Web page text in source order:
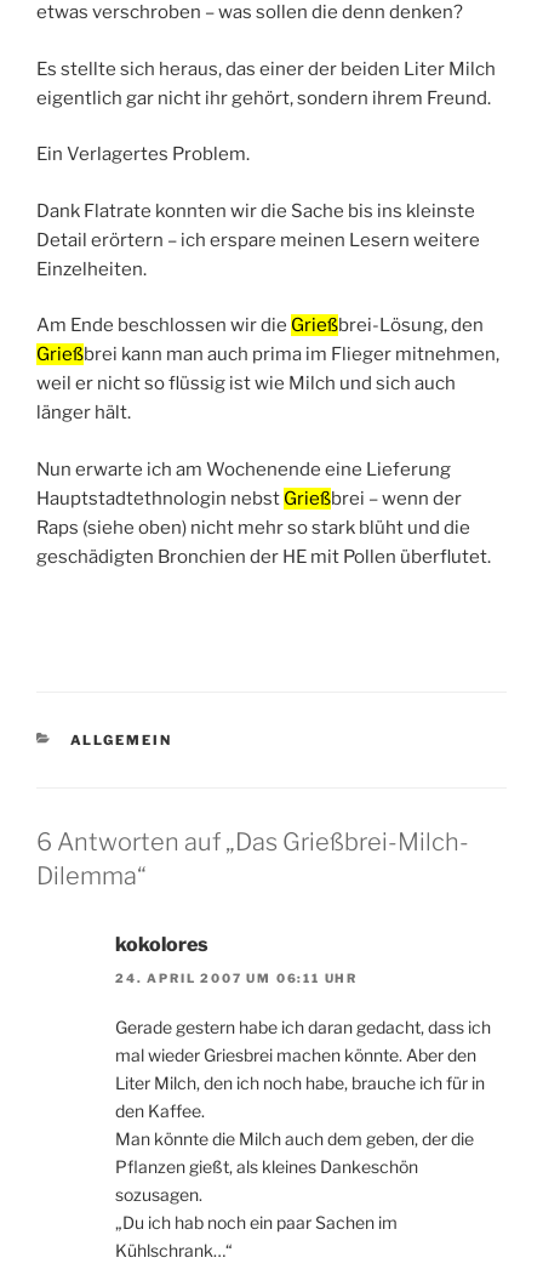
etwas verschroben – was sollen die denn denken?
Es stellte sich heraus, das einer der beiden Liter Milch
eigentlich gar nicht ihr gehört, sondern ihrem Freund.
Ein Verlagertes Problem.
Dank Flatrate konnten wir die Sache bis ins kleinste
Detail erörtern – ich erspare meinen Lesern weitere
Einzelheiten.
Am Ende beschlossen wir die Grießbrei-Lösung, den
Grießbrei kann man auch prima im Flieger mitnehmen,
weil er nicht so flüssig ist wie Milch und sich auch
länger hält.
Nun erwarte ich am Wochenende eine Lieferung
Hauptstadtethnologin nebst Grießbrei – wenn der
Raps (siehe oben) nicht mehr so stark blüht und die
geschädigten Bronchien der HE mit Pollen überflutet.
KATEGORIEN
ALLGEMEIN
6 Antworten auf „Das Grießbrei-Milch-
Dilemma“
kokolores
24. APRIL 2007 UM 06:11 UHR
Gerade gestern habe ich daran gedacht, dass ich
mal wieder Griesbrei machen könnte. Aber den
Liter Milch, den ich noch habe, brauche ich für in
den Kaffee.
Man könnte die Milch auch dem geben, der die
Pflanzen gießt, als kleines Dankeschön
sozusagen.
„Du ich hab noch ein paar Sachen im
Kühlschrank…“